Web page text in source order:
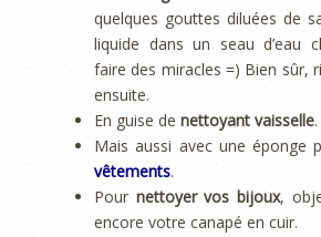
quelques gouttes diluées de
liquide dans un seau d’eau
faire des miracles =) Bien sûr,
ensuite.
En guise de nettoyant vaisselle.
Mais aussi avec une éponge
vêtements.
Pour nettoyer vos bijoux,
encore votre canapé en cuir.